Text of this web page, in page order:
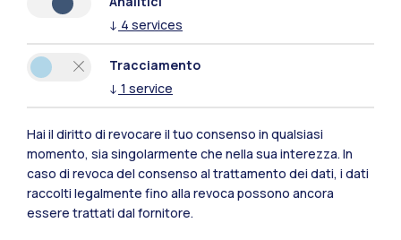
Polimi Community
Tutti i siti dell’ecosistema
Residenze Frontiere
↓ 4 services
Tracciamento
↓ 1 service
Hai il diritto di revocare il tuo consenso in qualsiasi
momento, sia singolarmente che nella sua interezza. In
caso di revoca del consenso al trattamento dei dati, i dati
raccolti legalmente fino alla revoca possono ancora
essere trattati dal fornitore.